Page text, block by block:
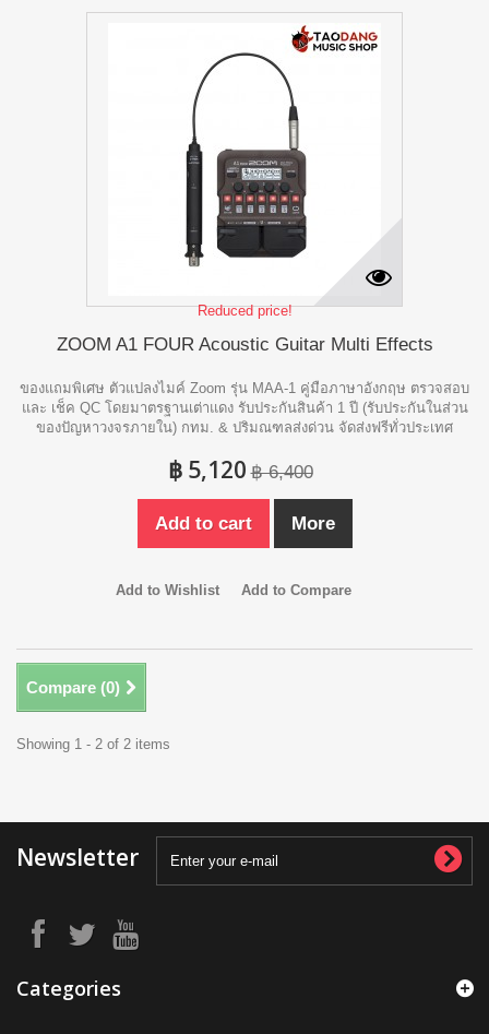
Reduced price!
ZOOM A1 FOUR Acoustic Guitar Multi Effects
ของแถมพิเศษ ตัวแปลงไมค์ Zoom รุ่น MAA-1 คู่มือภาษาอังกฤษ ตรวจสอบ
และ เช็ค QC โดยมาตรฐานเต่าแดง รับประกันสินค้า 1 ปี (รับประกันในส่วน
ของปัญหาวงจรภายใน) กทม. & ปริมณฑลส่งด่วน จัดส่งฟรีทั่วประเทศ
฿ 5,120 ฿ 6,400
Add to cart More
Add to Wishlist Add to Compare
Compare (0)
Showing 1 - 2 of 2 items
Newsletter
Categories